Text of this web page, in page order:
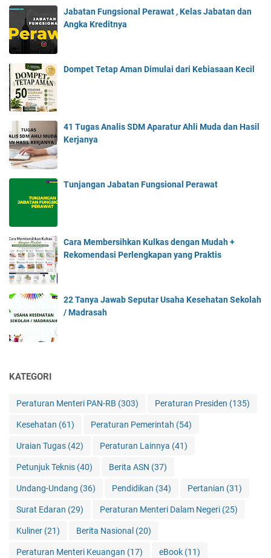
Jabatan Fungsional Perawat , Kelas Jabatan dan
Angka Kreditnya
Dompet Tetap Aman Dimulai dari Kebiasaan Kecil
41 Tugas Analis SDM Aparatur Ahli Muda dan Hasil
Kerjanya
Tunjangan Jabatan Fungsional Perawat
Cara Membersihkan Kulkas dengan Mudah +
Rekomendasi Perlengkapan yang Praktis
22 Tanya Jawab Seputar Usaha Kesehatan Sekolah
/ Madrasah
KATEGORI
Peraturan Menteri PAN-RB (303) Peraturan Presiden (135)
Kesehatan (61) Peraturan Pemerintah (54)
Uraian Tugas (42) Peraturan Lainnya (41)
Petunjuk Teknis (40) Berita ASN (37)
Undang-Undang (36) Pendidikan (34) Pertanian (31)
Surat Edaran (29) Peraturan Menteri Dalam Negeri (25)
Kuliner (21) Berita Nasional (20)
Peraturan Menteri Keuangan (17) eBook (11)